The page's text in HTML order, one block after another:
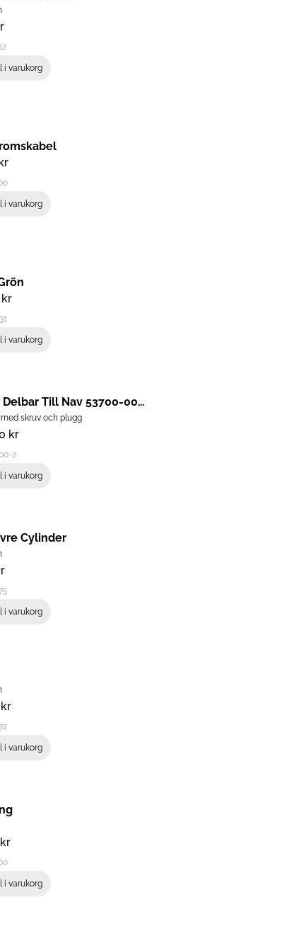
i varukorg
kr
i varukorg
kr
i varukorg
2
Fälg 8” Delbar Till Nav 53700-0000
kr
skruv och plugg
i varukorg
Cylinder
i varukorg
kr
i varukorg
kr
i varukorg